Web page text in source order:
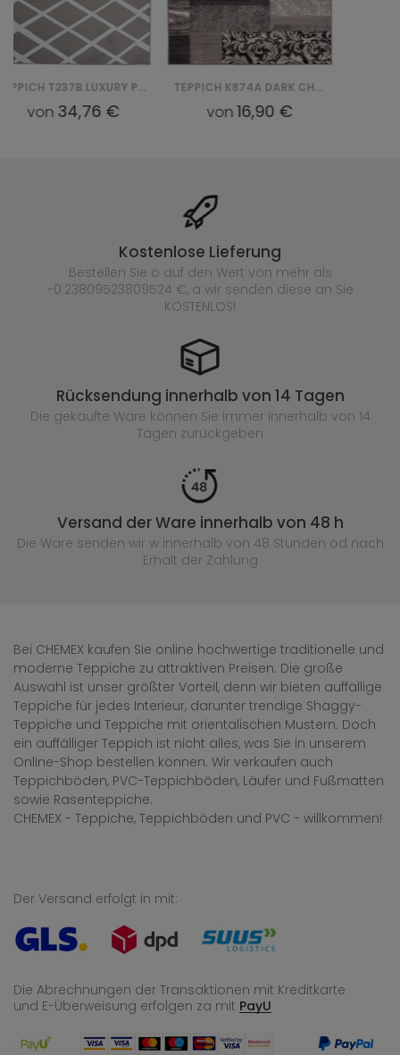
von16,90 €
Kostenlose Lieferung
Bestellen Sie o auf den Wert von mehr als
-0.23809523809524 €, a wir senden diese an Sie
KOSTENLOS!
Rücksendung innerhalb von 14 Tagen
Die gekaufte Ware können Sie immer innerhalb von 14
Tagen zurückgeben
Versand der Ware innerhalb von 48 h
Die Ware senden wir w innerhalb von 48 Stunden od nach
Erhalt der Zahlung
Bei CHEMEX kaufen Sie online hochwertige traditionelle und
moderne Teppiche zu attraktiven Preisen. Die große
Auswahl ist unser größter Vorteil, denn wir bieten auffällige
Teppiche für jedes Interieur, darunter trendige Shaggy-
Teppiche und Teppiche mit orientalischen Mustern. Doch
ein auffälliger Teppich ist nicht alles, was Sie in unserem
Online-Shop bestellen können. Wir verkaufen auch
Teppichböden, PVC-Teppichböden, Läufer und Fußmatten
sowie Rasenteppiche.
CHEMEX - Teppiche, Teppichböden und PVC - willkommen!
Der Versand erfolgt in mit:
Die Abrechnungen der Transaktionen mit Kreditkarte
und E-Überweisung erfolgen za mit PayU